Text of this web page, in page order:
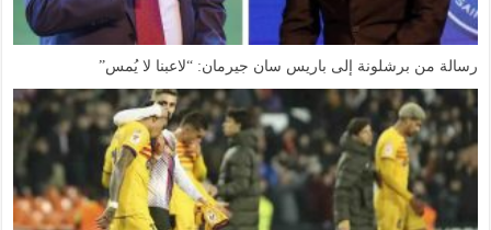
رسالة من برشلونة إلى باريس سان جيرمان: “لاعبنا لا يُمس”